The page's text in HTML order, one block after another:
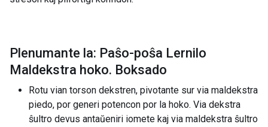
Plenumante la: Paŝo-poŝa Lernilo
Maldekstra hoko. Boksado
Rotu vian torson dekstren, pivotante sur via maldekstra
piedo, por generi potencon por la hoko. Via dekstra
ŝultro devus antaŭeniri iomete kaj via maldekstra ŝultro